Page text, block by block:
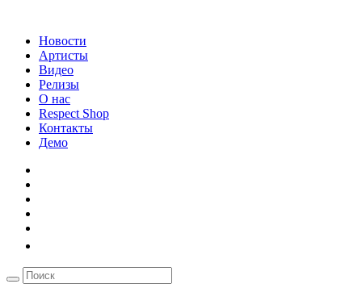
Новости
Артисты
Видео
Релизы
О нас
Respect Shop
Контакты
Демо